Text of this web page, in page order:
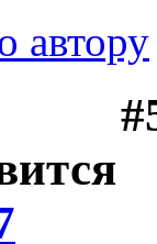
автору